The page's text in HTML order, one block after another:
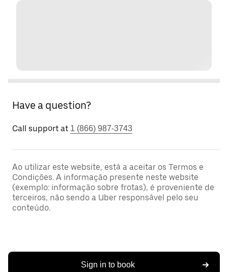
Have a question?
Call support at 1 (866) 987-3743
Ao utilizar este website, está a aceitar os Termos e
Condições. A informação presente neste website
(exemplo: informação sobre frotas), é proveniente de
terceiros, não sendo a Uber responsável pelo seu
conteúdo.
Sign in to book